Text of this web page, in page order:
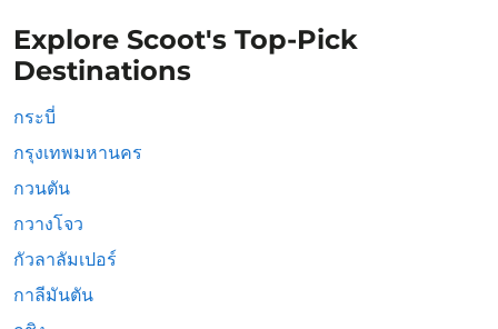
Explore Scoot's Top-Pick
Destinations
กระบี่
กรุงเทพมหานคร
กวนตัน
กวางโจว
กัวลาลัมเปอร์
กาลีมันตัน